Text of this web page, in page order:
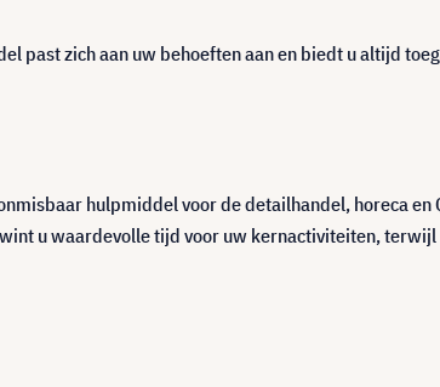
past zich aan uw behoeften aan en biedt u altijd
hulpmiddel voor de detailhandel, horeca en
u waardevolle tijd voor uw kernactiviteiten,